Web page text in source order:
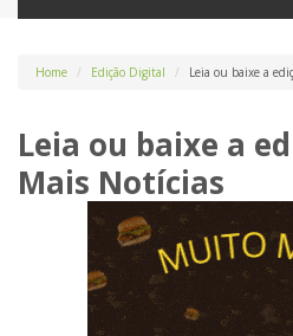
Home Edição Digital Leia ou baixe a
Leia ou baixe a
Mais Notícias